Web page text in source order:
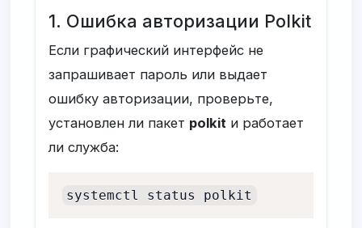
1. Ошибка авторизации Polkit
Если графический интерфейс не
запрашивает пароль или выдает
ошибку авторизации, проверьте,
установлен ли пакет polkit и работает
ли служба:
systemctl status polkit